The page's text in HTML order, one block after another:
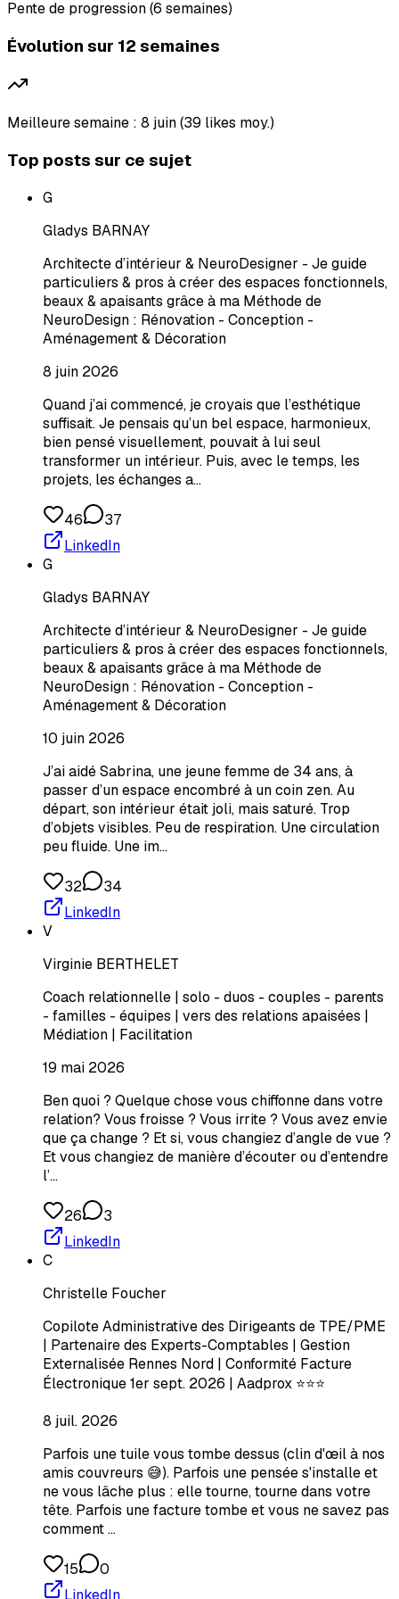
Pente de progression (6 semaines)
Évolution sur 12 semaines
Meilleure semaine : 8 juin (39 likes moy.)
Top posts sur ce sujet
G
Gladys BARNAY
Architecte d’intérieur & NeuroDesigner - Je guide
particuliers & pros à créer des espaces fonctionnels,
beaux & apaisants grâce à ma Méthode de
NeuroDesign : Rénovation - Conception -
Aménagement & Décoration
8 juin 2026
Quand j’ai commencé, je croyais que l’esthétique
suffisait. Je pensais qu’un bel espace, harmonieux,
bien pensé visuellement, pouvait à lui seul
transformer un intérieur. Puis, avec le temps, les
projets, les échanges a…
46
37
LinkedIn
G
Gladys BARNAY
Architecte d’intérieur & NeuroDesigner - Je guide
particuliers & pros à créer des espaces fonctionnels,
beaux & apaisants grâce à ma Méthode de
NeuroDesign : Rénovation - Conception -
Aménagement & Décoration
10 juin 2026
J’ai aidé Sabrina, une jeune femme de 34 ans, à
passer d’un espace encombré à un coin zen. Au
départ, son intérieur était joli, mais saturé. Trop
d’objets visibles. Peu de respiration. Une circulation
peu fluide. Une im…
32
34
LinkedIn
V
Virginie BERTHELET
Coach relationnelle | solo - duos - couples - parents
- familles - équipes | vers des relations apaisées |
Médiation | Facilitation
19 mai 2026
Ben quoi ? Quelque chose vous chiffonne dans votre
relation? Vous froisse ? Vous irrite ? Vous avez envie
que ça change ? Et si, vous changiez d’angle de vue ?
Et vous changiez de manière d’écouter ou d’entendre
l’…
26
3
LinkedIn
C
Christelle Foucher
Copilote Administrative des Dirigeants de TPE/PME
| Partenaire des Experts-Comptables | Gestion
Externalisée Rennes Nord | Conformité Facture
Électronique 1er sept. 2026 | Aadprox ⭐⭐⭐
8 juil. 2026
Parfois une tuile vous tombe dessus (clin d'œil à nos
amis couvreurs 😅). Parfois une pensée s'installe et
ne vous lâche plus : elle tourne, tourne dans votre
tête. Parfois une facture tombe et vous ne savez pas
comment …
15
0
LinkedIn